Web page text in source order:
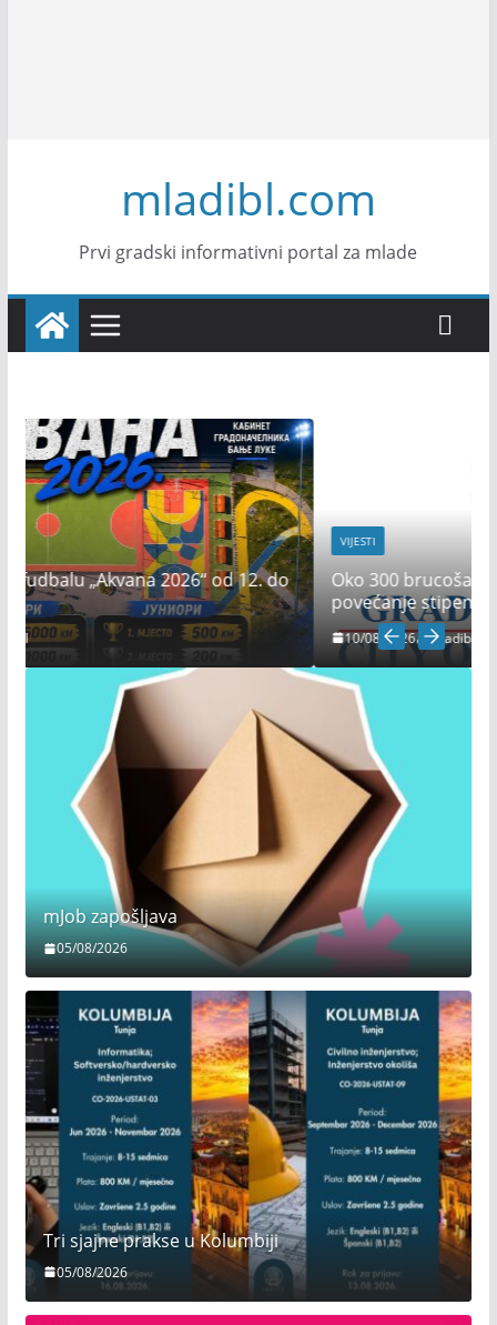
mladibl.com
Prvi gradski informativni portal za mlade
VIJESTI
Oko 300 brucoša dobija po 200 KM, rekordno
povećanje stipendija za srednjoškolce i studente
10/08/2026 mladibl
mJob zapošljava
05/08/2026
Tri sjajne prakse u Kolumbiji
05/08/2026